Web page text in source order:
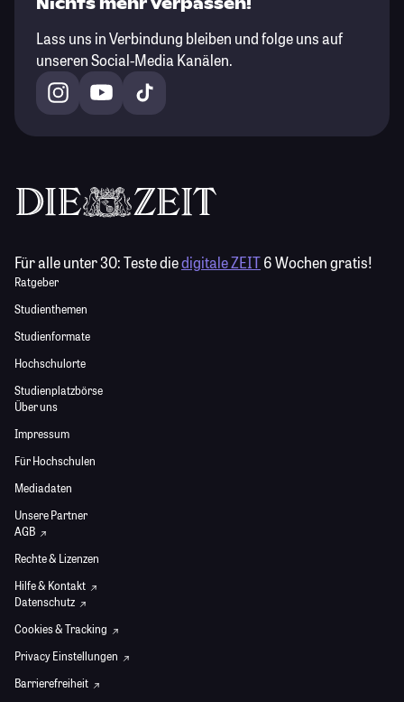
Nichts mehr verpassen!
Lass uns in Verbindung bleiben und folge uns auf
unseren Social-Media Kanälen.
Für alle unter 30:Teste diedigitale ZEIT6 Wochen gratis!
Ratgeber
Studienthemen
Studienformate
Hochschulorte
Studienplatzbörse
Über uns
Impressum
Für Hochschulen
Mediadaten
Unsere Partner
AGB
Rechte & Lizenzen
Hilfe & Kontakt
Datenschutz
Cookies & Tracking
Privacy Einstellungen
Barrierefreiheit